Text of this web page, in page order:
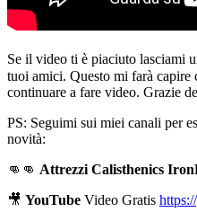
Se il video ti è piaciuto lasciami
tuoi amici. Questo mi farà capire
continuare a fare video. Grazie
PS: Seguimi sui miei canali per
novità:
👊👊 Attrezzi Calisthenics
🎥 YouTube Video Gratis